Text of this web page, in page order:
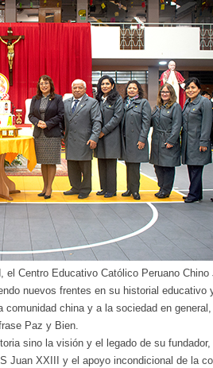
el Centro Educativo Católico Peruano
nuevos frentes en su historial educativo
china y a la sociedad en
Paz y Bien.
sino la visión y el legado de su fundador,
Juan XXIII y el apoyo incondicional de la